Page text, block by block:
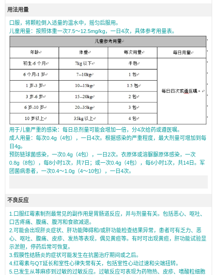
用法用量
口服，将颗粒倒入适量的温水中，摇匀后服用。
儿童用量：按照体重一次7.5～12.5mg/kg，一日4次，具体参考用量表。
用于儿童严重的感染：每日总剂量可能会增加一倍，分4次给药或遵医嘱。
成人用量：每次0.4g（4包），一日4次。根据感染的严重程度，最大剂量可增加到每
日4g。
预防链球菌感染，一次0.4g（4包），一日2次。衣原体或溶脲脲原体感染，一次
0.8g（8包），每8小时1次，共7日；或一次0.4g（4包），每6小时1次，共14日。军
团菌病患者，一次0.4～1.0g（4～10包），一日4次。
不良反应
1.口服红霉素制剂最常见的副作用是胃肠道反应，并与剂量有关。包括恶心、呕吐、
口舌疼痛、腹痛、腹泻和食欲减退。
2.可能会出现肝炎症状、肝功能障碍和/或肝功能检查结果异常，患者可有乏力、恶
心、呕吐、腹痛、皮疹、发热等表现，偶见黄疸等。有时可出现黄疸，肝功能试验显
示淤胆，停药后常可恢复。
3.假膜性结肠炎的症状可能发生在抗菌治疗期间或之后。
4.红霉素与QT延长和室性心律失常有关，包括室性心动过速和尖端扭转。
5.已发生从荨麻疹到过敏的过敏反应。过敏反应可表现为药物热、皮疹、嗜酸粒细胞